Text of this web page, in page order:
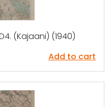
(Kajaani) (1940)
Add to cart